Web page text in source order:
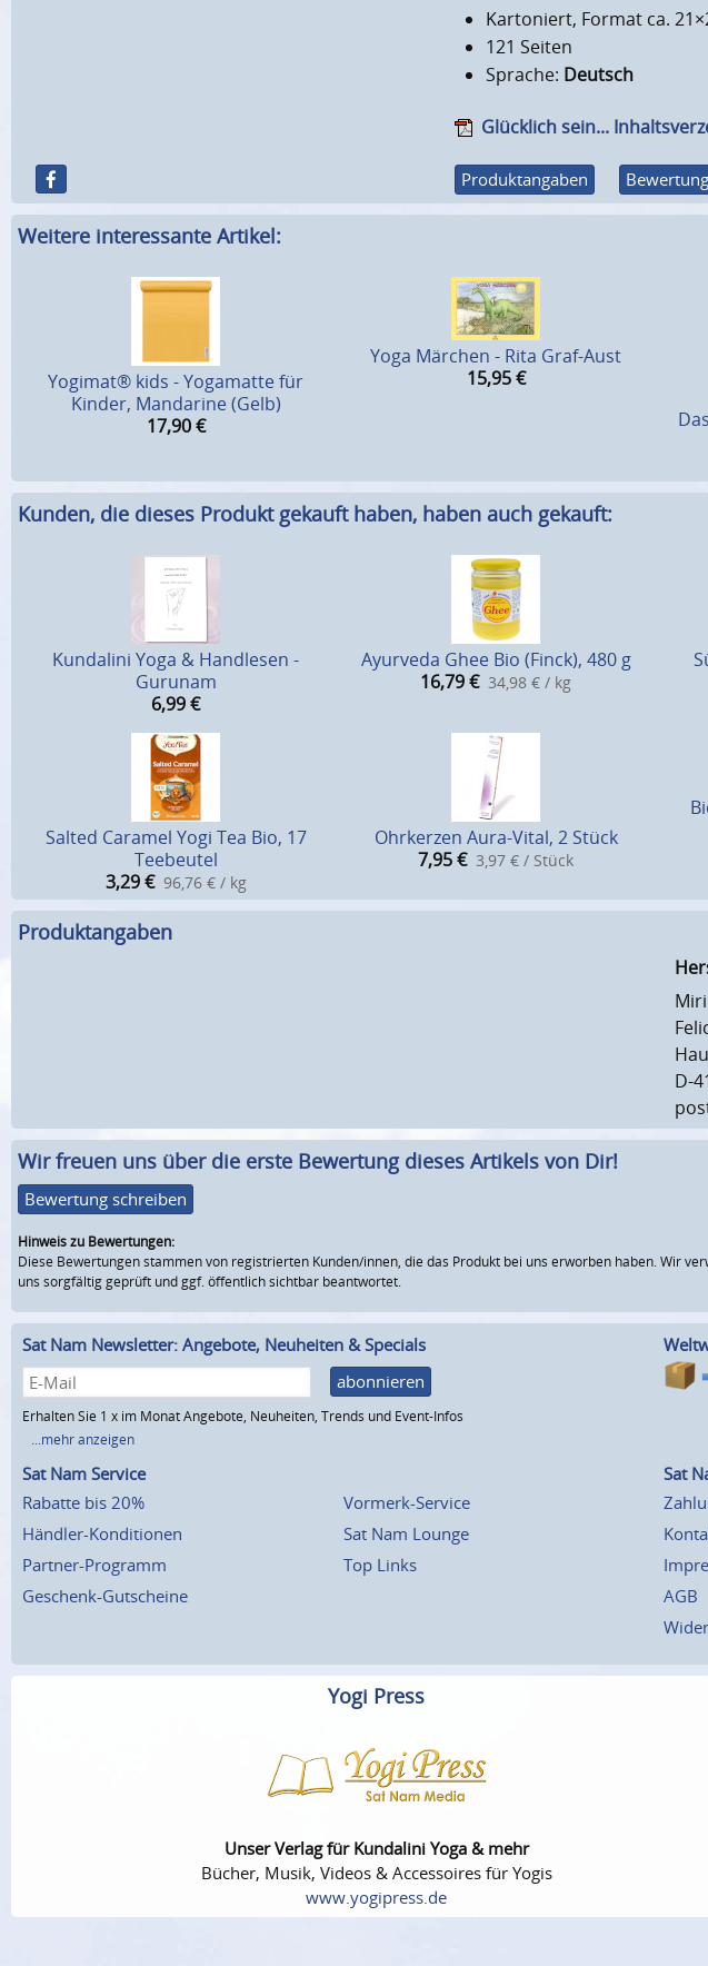
Kartoniert, Format ca.
121 Seiten
Sprache: Deutsch
Glücklich sein...
Produktangaben
Weitere interessante Artikel:
Yogimat® kids - Yogamatte für
Kinder, Mandarine (Gelb)
17,90 €
Yoga Märchen - Rita Graf-Aust
15,95 €
Kunden, die dieses Produkt gekauft haben, haben auch gekauft:
Kundalini Yoga & Handlesen -
Gurunam
6,99€
Ayurveda Ghee Bio (Finck), 480 g
16,79€ 34,98 € / kg
Salted Caramel Yogi Tea Bio, 17
Teebeutel
3,29 € 96,76 € / kg
Ohrkerzen Aura-Vital, 2 Stück
7,95€ 3,97 € / Stück
Produktangaben
D-
Wir freuen uns über die erste Bewertung dieses Artikels von Dir!
Bewertung schreiben
Hinweis zu Bewertungen:
Diese Bewertungen stammen von registrierten Kunden/innen, die das Produkt bei uns erworben haben. Wir
uns sorgfältig geprüft und ggf. öffentlich sichtbar beantwortet.
Sat Nam Newsletter: Angebote, Neuheiten & Specials
abonnieren
Erhalten Sie 1 x im Monat Angebote, Neuheiten, Trends und Event-Infos
...mehr anzeigen
Sat Nam Service
Rabatte bis 20%
Händler-Konditionen
Partner-Programm
Geschenk-Gutscheine
Vormerk-Service
Sat Nam Lounge
Top Links
Sat
AGB
Yogi Press
Unser Verlag für Kundalini Yoga & mehr
Bücher, Musik, Videos & Accessoires für Yogis
www.yogipress.de